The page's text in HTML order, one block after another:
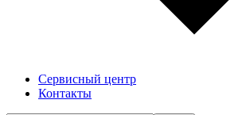
Сервисный центр
Контакты